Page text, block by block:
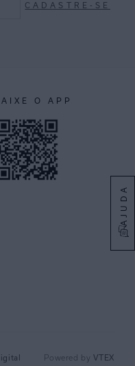
AJUDA
CADASTRE-SE
O APP
Powered by VTEX